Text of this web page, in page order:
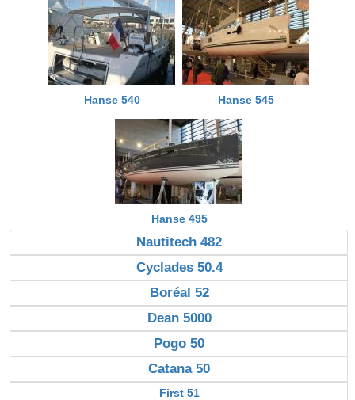
Hanse 540 Hanse 545
Hanse 495
Nautitech 482
Cyclades 50.4
Boréal 52
Dean 5000
Pogo 50
Catana 50
First 51